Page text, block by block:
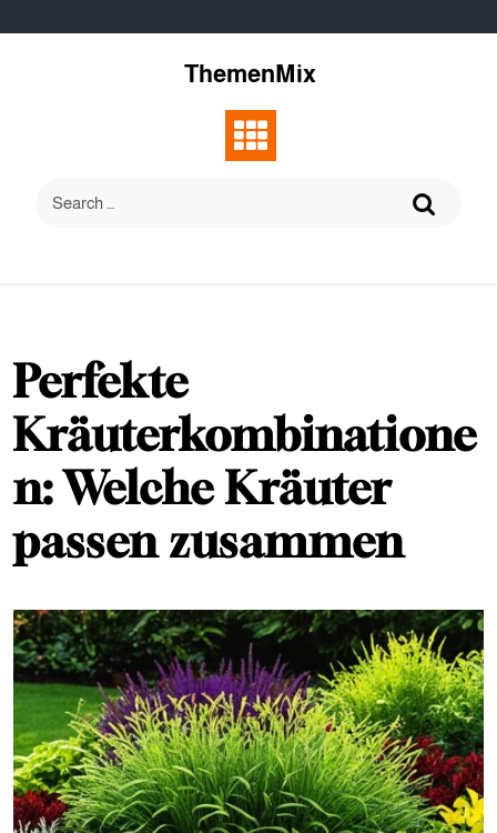
to
ThemenMix
Perfekte
Kräuterkombinatione
n: Welche Kräuter
passen zusammen